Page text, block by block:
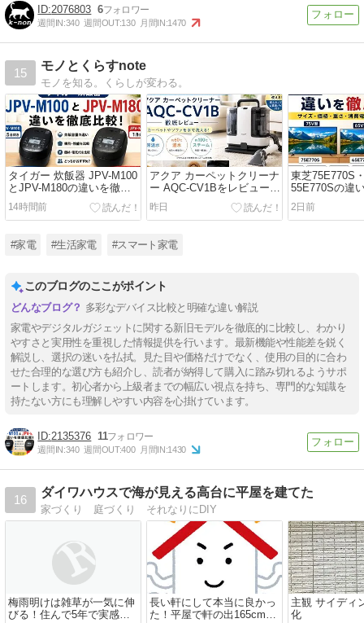
2076803 6
週間IN:340 週間OUT:130 月間IN:1470
15
モノとくらすnote
モノを知る。くらしが変わる。
タイガー 炊飯器 JPV-M100
とJPV-M180の違いを徹底
比較レビュー｜買うならど
っちがおすすめ？
14時間前
アクア カーペットクリーナ
ー AQC-CV1Bをレビュー｜
口コミ・評判や使い勝手を
徹底解説
昨日
東芝75E770S
55E770Sの違
レビュー｜サ
すめはどれ？
2日前
#家電 #生活家電 #スマート家電
このブログのここがポイント
多彩なデバイス比較と明確な違い解説
家電やデジタルガジェットに関する新旧モデルを徹底的に比較し、わかり
やすさと実用性を重視した情報提供を行います。最新機能や性能差を鋭く
解説し、選択の迷いを払拭。見た目や価格だけでなく、使用の目的に合わ
せた合理的な選び方も紹介し、読者が納得して購入に踏み切れるようサポ
ートします。初心者から上級者までの幅広い視点を持ち、専門的な知識を
持たない方にも理解しやすい内容を心掛けています。
2135376 11
週間IN:340 週間OUT:400 月間IN:1430
16
ダイワハウスで海が見える高台に平屋を建てた
家づくり 庭づくり それなりにDIY
梅雨明けは雑草が一気に伸
びる！住んで5年で実感し
長い軒にして本当に良かっ
た！平屋で軒の出165cmを
主観 サイディ
化